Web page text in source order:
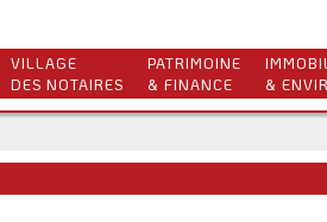
VILLAGE
DES NOTAIRES
PATRIMOINE
& FINANCE
&